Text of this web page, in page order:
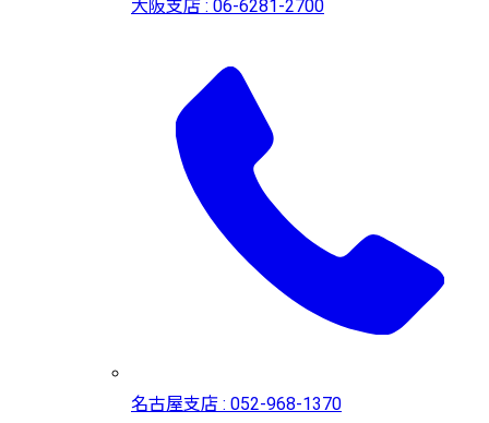
大阪支店 : 06-6281-2700
名古屋支店 : 052-968-1370